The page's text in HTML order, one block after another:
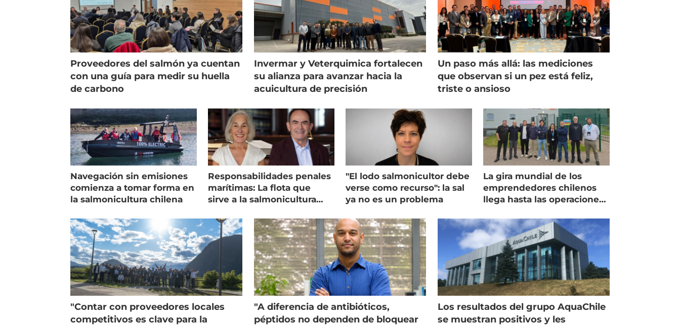
Proveedores del salmón ya cuentan
con una guía para medir su huella
de carbono
Invermar y Veterquimica fortalecen
su alianza para avanzar hacia la
acuicultura de precisión
Un paso más allá: las mediciones
que observan si un pez está feliz,
triste o ansioso
Navegación sin emisiones
comienza a tomar forma en
la salmonicultura chilena
Responsabilidades penales
marítimas: La flota que
sirve a la salmonicultura
"El lodo salmonicultor debe
verse como recurso": la sal
ya no es un problema
La gira mundial de los
emprendedores chilenos
llega hasta las operaciones
"Contar con proveedores locales
competitivos es clave para la
"A diferencia de antibióticos,
péptidos no dependen de bloquear
Los resultados del grupo AquaChile
se muestran positivos y les